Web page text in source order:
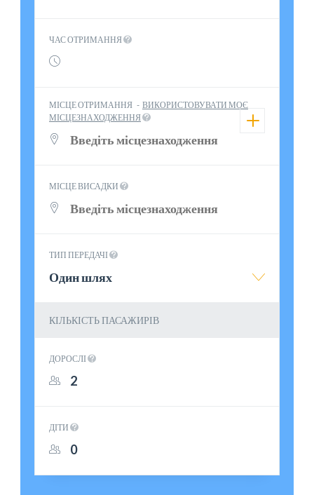
ЧАС ОТРИМАННЯ
МІСЦЕ ОТРИМАННЯ - ВИКОРИСТОВУВАТИ МОЄ
МІСЦЕЗНАХОДЖЕННЯ
МІСЦЕ ВИСАДКИ
ТИП ПЕРЕДАЧІ
Один шлях
КІЛЬКІСТЬ ПАСАЖИРІВ
ДОРОСЛІ
ДІТИ